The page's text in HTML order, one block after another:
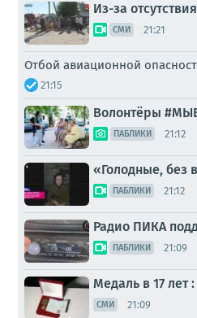
Из-за
СМИ 21:21
Отбой авиационной
21:15
Волонтёры
ПАБЛИКИ 21:12
«Голодные, без
ПАБЛИКИ 21:12
Радио ПИКА
ПАБЛИКИ 21:09
Медаль в 17 лет
СМИ 21:09